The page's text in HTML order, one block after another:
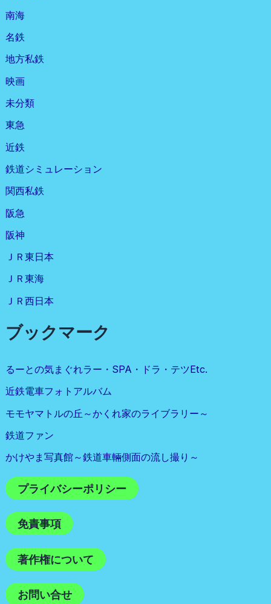
南海
名鉄
地方私鉄
映画
未分類
東急
近鉄
鉄道シミュレーション
関西私鉄
阪急
阪神
ＪＲ東日本
ＪＲ東海
ＪＲ西日本
ブックマーク
るーとの気まぐれラー・SPA・ドラ・テツetc.
近鉄電車フォトアルバム
モモヤマトルの丘～かくれ家のライブラリー～
鉄道ファン
かけやま写真館～鉄道車輛側面の流し撮り～
プライバシーポリシー
免責事項
著作権について
お問い合せ